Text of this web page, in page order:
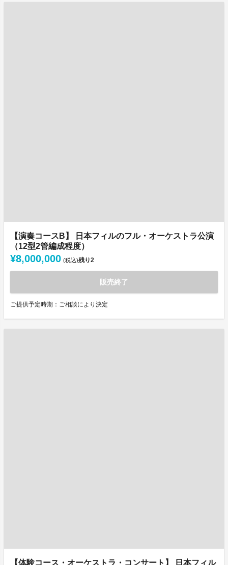
【演奏コースB】 日本フィルのフル・オーケストラ公演
（12型2管編成程度）
¥8,000,000 (税込)残り2
販売終了
ご提供予定時期：ご相談により決定
【体験コース・オーケストラ・コンサート】 日本フィル